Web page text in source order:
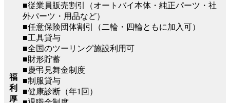
福
利
厚
■従業員販売割引（オートバイ本体・純正パーツ・社
外パーツ・用品など）
■任意保険団体割引（二輪・四輪ともに加入可）
■工具貸与
■全国のツーリング施設利用可
■財形貯蓄
■慶弔見舞金制度
■制服貸与
■健康診断（年1回）